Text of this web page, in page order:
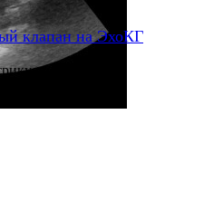
клапан на ЭхоКГ